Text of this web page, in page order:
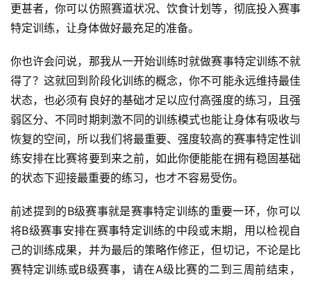
户
精
运
动
集
更甚者，你可以仿照赛道状况、饮食计划等，彻底投入赛事
特定训练，让身体做好最充足的准备。
你也许会问说，那我从一开始训练时就做赛事特定训练不就
得了？这就回到阶段化训练的概念，你不可能永远维持最佳
状态，也必须有良好的基础才足以应付高强度的练习，且强
弱区分、不同时期刺激不同的训练模式也能让身体有吸收与
恢复的空间，所以我们将最重要、强度较高的赛事特定性训
练安排在比赛将要到来之前，如此你便能能在拥有稳固基础
的状态下迎接最重要的练习，也才不容易受伤。
前述提到的B级赛事就是赛事特定训练的重要一环，你可以
将B级赛事安排在赛事特定训练的中段或末期，用以检视自
己的训练成果，并为最后的策略作修正，但切记，不论是比
赛特定训练或B级赛事，请在A级比赛的二到三周前结束，